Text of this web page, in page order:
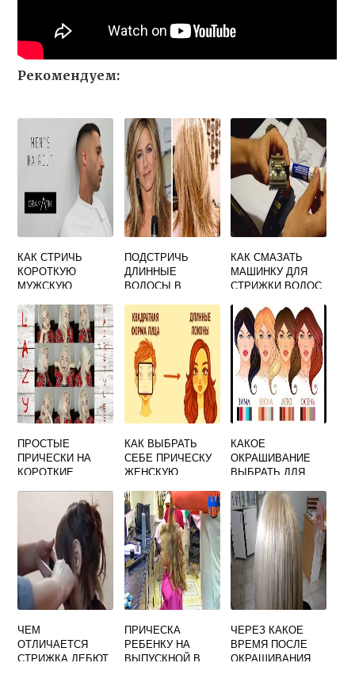
Рекомендуем:
КАК СТРИЧЬ
КОРОТКУЮ
МУЖСКУЮ
ПОДСТРИЧЬ
ДЛИННЫЕ
ВОЛОСЫ В
УСЛОВИЯХ
КАК СМАЗАТЬ
МАШИНКУ ДЛЯ
СТРИЖКИ ВОЛОС
ПРОСТЫЕ
ПРИЧЕСКИ НА
КОРОТКИЕ
КАК ВЫБРАТЬ
СЕБЕ ПРИЧЕСКУ
ЖЕНСКУЮ
КАКОЕ
ОКРАШИВАНИЕ
ВЫБРАТЬ ДЛЯ
ВОЛОС
БРЮНЕТКАМ
ЧЕМ
ОТЛИЧАЕТСЯ
СТРИЖКА ДЕБЮТ
ПРИЧЕСКА
РЕБЕНКУ НА
ВЫПУСКНОЙ В
ЧЕРЕЗ КАКОЕ
ВРЕМЯ ПОСЛЕ
ОКРАШИВАНИЯ